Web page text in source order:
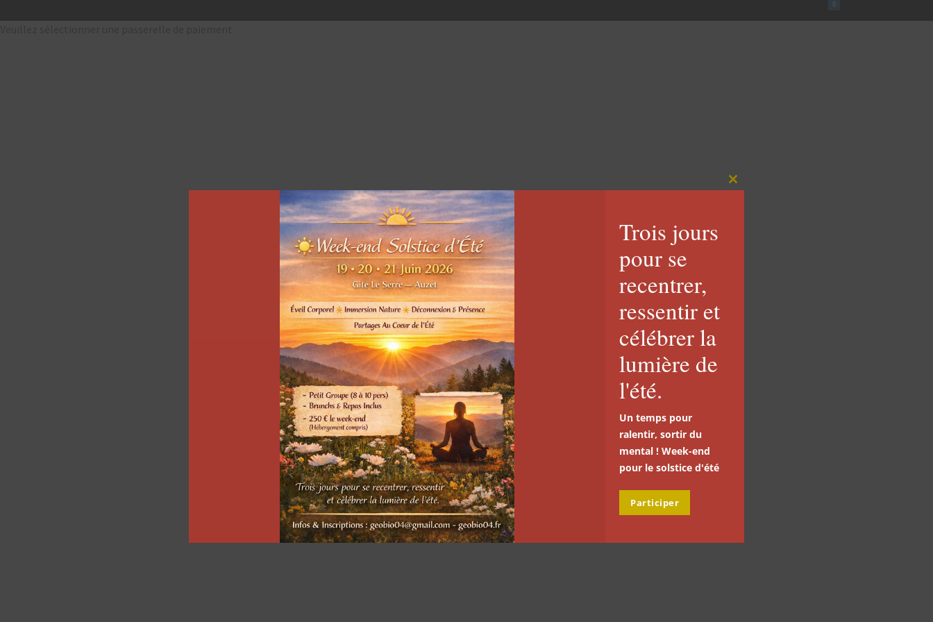
Close
Trois jours
pour se
recentrer,
ressentir et
célébrer la
lumière de
l'été.
Un temps pour
ralentir, sortir du
mental ! Week-end
pour le solstice d'été
Participer